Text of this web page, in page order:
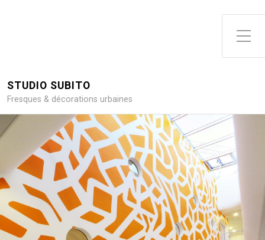
Toggle Side Menu
STUDIO SUBITO
Fresques & décorations urbaines